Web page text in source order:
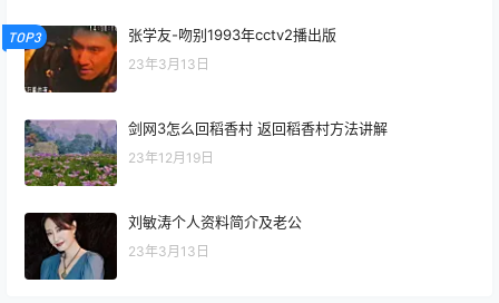
TOP3 张学友-吻别1993年cctv2播出版
23年3月13日
剑网3怎么回稻香村 返回稻香村方法讲解
23年12月19日
刘敏涛个人资料简介及老公
23年3月13日